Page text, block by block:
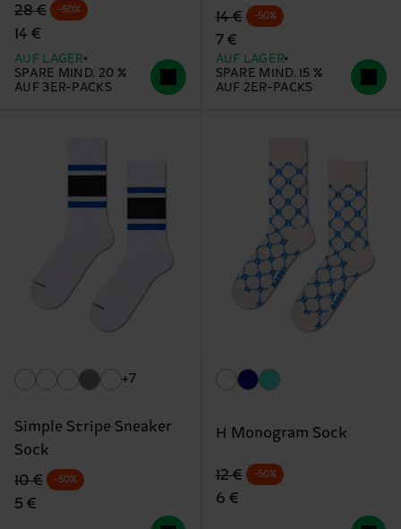
Originalpreis
28 €
Reduzierter Preis
14 €
-50%
AUF LAGER
SPARE MIND. 20 %
AUF 3ER-PACKS
Originalpreis
14 €
Reduzierter Preis
7 €
-50%
AUF LAGER
SPARE MIND. 15 %
AUF 2ER-PACKS
+7
Simple Stripe Sneaker
Sock
Originalpreis
10 €
Reduzierter Preis
5 €
-50%
H Monogram Sock
Originalpreis
12 €
Reduzierter Preis
6 €
-50%